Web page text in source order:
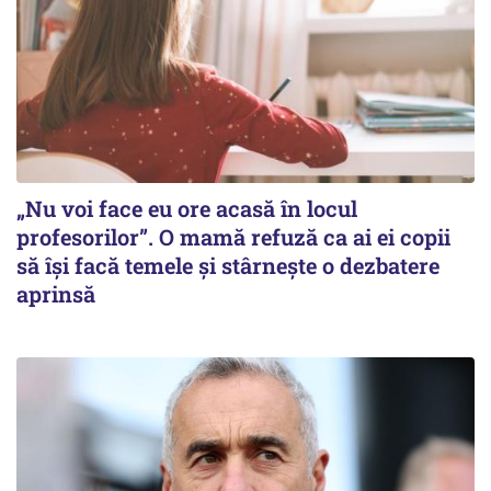
„Nu voi face eu ore acasă în locul
profesorilor”. O mamă refuză ca ai ei copii
să își facă temele și stârnește o dezbatere
aprinsă